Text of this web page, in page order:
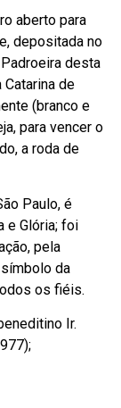
aberto para
depositada no
Padroeira desta
de
(branco e
para vencer o
a roda de
Paulo, é
e Glória; foi
pela
da
os fiéis.
Ir.